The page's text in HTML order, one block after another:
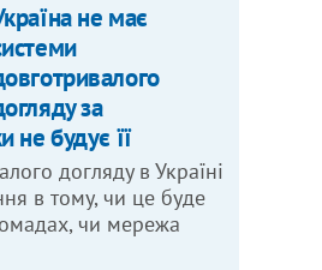
не має
за
не будує її
догляду в Україні
в тому, чи це буде
чи мережа